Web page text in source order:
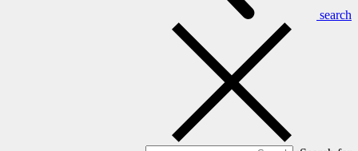
search